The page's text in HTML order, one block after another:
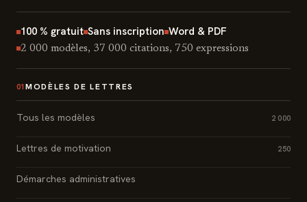
100 % gratuit Sans inscription Word & PDF
2 000 modèles, 37 000 citations, 750 expressions
01 MODÈLES DE LETTRES
Tous les modèles 2 000
Lettres de motivation 250
Démarches administratives